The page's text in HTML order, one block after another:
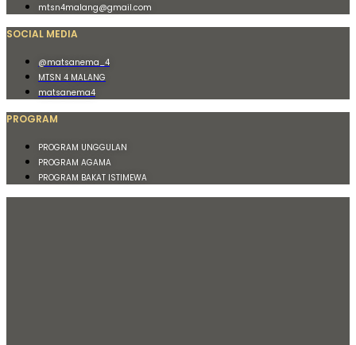
mtsn4malang@gmail.com
SOCIAL MEDIA
@matsanema_4
MTSN 4 MALANG
matsanema4
PROGRAM
PROGRAM UNGGULAN
PROGRAM AGAMA
PROGRAM BAKAT ISTIMEWA